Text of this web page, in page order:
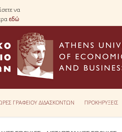
να
εδώ
ΓΡΑΦΕΙΟΥ ΔΙΔΑΣΚΟΝΤΩΝ ΠΡΟΚΗΡΥΞΕΙΣ